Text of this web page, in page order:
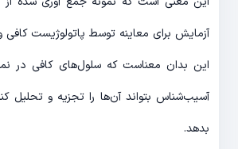
آزمایش برای معاینه توسط پاتولوژیست
این بدان معناست که سلول‌های کافی در
آسیب‌شناس بتواند آن‌ها را تجزیه و
بدهد.